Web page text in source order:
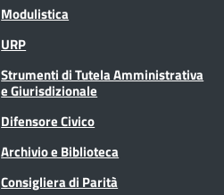
Modulistica
URP
Strumenti di Tutela Amministrativa
e Giurisdizionale
Difensore Civico
Archivio e Biblioteca
Consigliera di Parità